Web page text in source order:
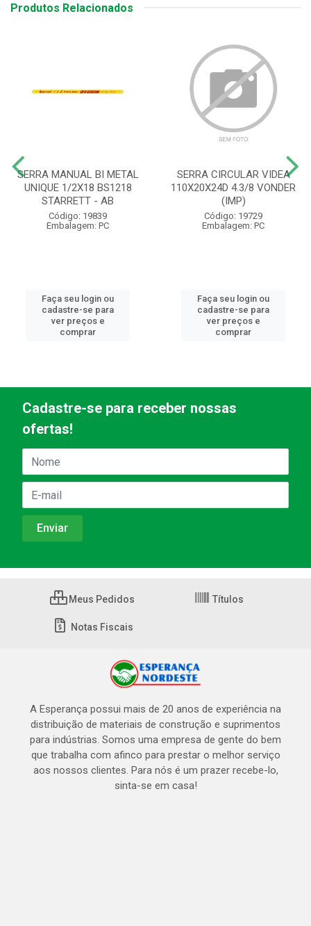
Produtos Relacionados
SERRA MANUAL BI METAL
UNIQUE 1/2X18 BS1218
STARRETT - AB
Código: 19839
Embalagem: PC
Faça seu login ou
cadastre-se para
ver preços e
comprar
SERRA CIRCULAR VIDEA
110X20X24D 4.3/8 VONDER
(IMP)
Código: 19729
Embalagem: PC
Faça seu login ou
cadastre-se para
ver preços e
comprar
Cadastre-se para receber nossas
ofertas!
Meus Pedidos Títulos
Notas Fiscais
A Esperança possui mais de 20 anos de experiência na
distribuição de materiais de construção e suprimentos
para indústrias. Somos uma empresa de gente do bem
que trabalha com afinco para prestar o melhor serviço
aos nossos clientes. Para nós é um prazer recebe-lo,
sinta-se em casa!